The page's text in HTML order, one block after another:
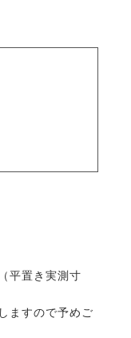
ー) のマークが
素材を使用。
りペット特有の
な素材感。
と合わせてお楽
家が営む家族経
丁寧な製造を行
デンの暮らしや
ンをうけて生ま
平置き実測寸
ますので予めご